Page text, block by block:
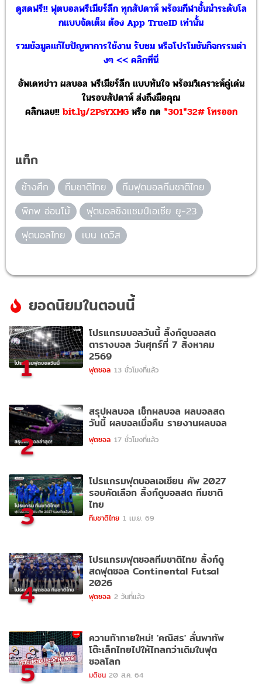
ดูสดฟรี!! ฟุตบอลพรีเมียร์ลีก ทุกสัปดาห์ พร้อมกีฬาชั้นนำระดับโล
กแบบจัดเต็ม ต้อง App TrueID เท่านั้น
รวมข้อมูลแก้ไขปัญหาการใช้งาน รับชม หรือโปรโมชันกิจกรรมต่า
งๆ << คลิกที่นี่
อัพเดทข่าว ผลบอล พรีเมียร์ลีก แบบทันใจ พร้อมวิเคราะห์คู่เด่น
ในรอบสัปดาห์ ส่งถึงมือคุณ
คลิกเลย!! bit.ly/2PsYXMG หรือ กด *301*32# โทรออก
แท็ก
ช้างศึก ทีมชาติไทย
ทีมฟุตบอลทีมชาติไทย
พิภพ อ่อนโม้
ฟุตบอลชิงแชมป์เอเชีย ยู-23
ฟุตบอลไทย
เบน เดวิส
ยอดนิยมในตอนนี้
1
โปรแกรมบอลวันนี้ ลิ้งก์ดูบอลสด
ตารางบอล วันศุกร์ที่ 7 สิงหาคม
2569
ฟุตซอล 13 ชั่วโมงที่แล้ว
2
สรุปผลบอล เช็กผลบอล ผลบอลสด
วันนี้ ผลบอลเมื่อคืน รายงานผลบอล
ฟุตซอล 17 ชั่วโมงที่แล้ว
3
โปรแกรมฟุตบอลเอเชียน คัพ 2027
รอบคัดเลือก ลิ้งก์ดูบอลสด ทีมชาติ
ไทย
ทีมชาติไทย 1 เม.ย. 69
4
โปรแกรมฟุตซอลทีมชาติไทย ลิ้งก์ดู
สดฟุตซอล Continental Futsal
2026
ฟุตซอล 2 วันที่แล้ว
5
ความท้าทายใหม่! 'คณิสร' ลั่นพาทัพ
โต๊ะเล็กไทยไปให้ไกลกว่าเดิมในฟุต
ซอลโลก
มติชน 20 ส.ค. 64